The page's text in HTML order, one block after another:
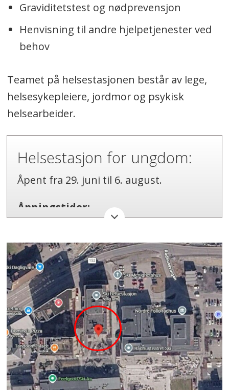
Graviditetstest og nødprevensjon
Henvisning til andre hjelpetjenester ved
behov
Teamet på helsestasjonen består av lege,
helsesykepleiere, jordmor og psykisk
helsearbeider.
Helsestasjon for ungdom:
Åpent fra 29. juni til 6. august.
Åpningstider:
Torsdag: kl. 11.00–14.00
Tirsdag og onsdag: Åpent for
timeavtaler
Timebestilling:
P-stav og spiral krever timebestilling.